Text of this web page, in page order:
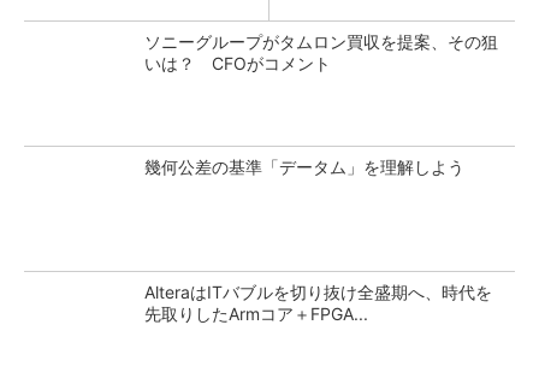
ソニーグループがタムロン買収を提案、その狙
いは？ CFOがコメント
幾何公差の基準「データム」を理解しよう
AlteraはITバブルを切り抜け全盛期へ、時代を
先取りしたArmコア＋FPGA...